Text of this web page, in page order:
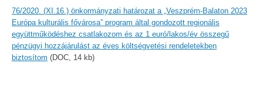
76/2020. (XI.16.) önkormányzati határozat a „Veszprém-Balaton 2023
Európa kulturális fővárosa” program által gondozott regionális
együttműködéshez csatlakozom és az 1 euró/lakos/év összegű
pénzügyi hozzájárulást az éves költségvetési rendeletekben
biztosítom (DOC, 14 kb)